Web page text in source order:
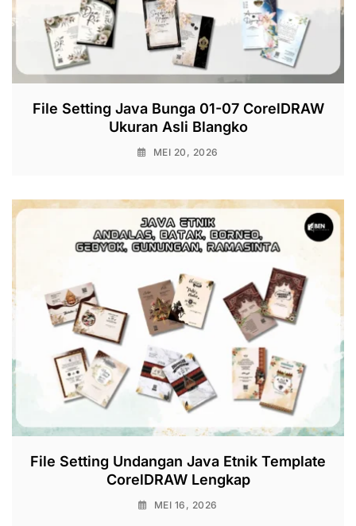
File Setting Java Bunga 01-07 CorelDRAW
Ukuran Asli Blangko
MEI 20, 2026
File Setting Undangan Java Etnik Template
CorelDRAW Lengkap
MEI 16, 2026